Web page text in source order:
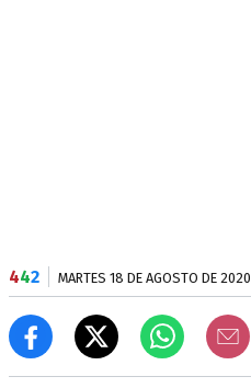
442 MARTES 18 DE AGOSTO DE 2020